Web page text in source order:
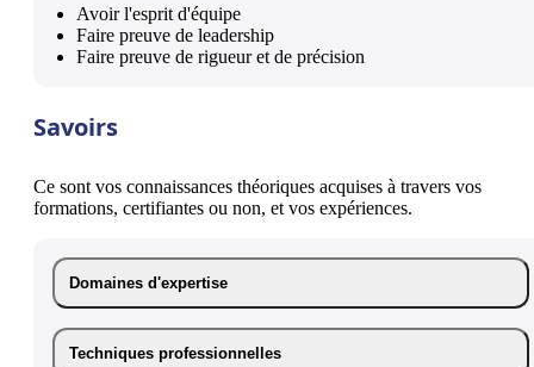
Avoir l'esprit d'équipe
Faire preuve de leadership
Faire preuve de rigueur et de précision
Savoirs
Ce sont vos connaissances théoriques acquises à travers vos
formations, certifiantes ou non, et vos expériences.
Domaines d'expertise
Techniques professionnelles